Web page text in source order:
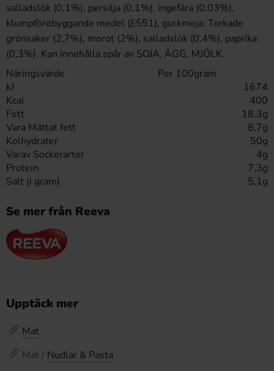
salladslök (0,1%), persilja (0,1%), ingefära (0,03%),
klumpförebyggande medel (E551), gurkmeja. Torkade
grönsaker (2,7%), morot (2%), salladslök (0,4%), paprika
(0,3%). Kan innehålla spår av SOJA, ÄGG, MJÖLK.
Näringsvärde
Per 100gram
kJ
1674
Kcal
400
Fett
18,3g
Vara Mättat fett
8,7g
Kolhydrater
50g
Varav Sockerarter
4g
Protein
7,3g
Salt (i gram)
5,1g
Se mer från Reeva
Upptäck mer
Mat
Mat / Nudlar & Pasta